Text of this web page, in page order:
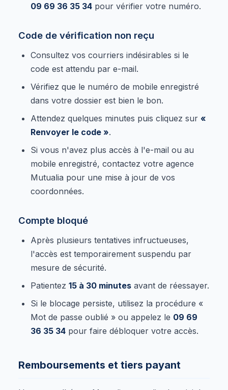
09 69 36 35 34 pour vérifier votre numéro.
Code de vérification non reçu
Consultez vos courriers indésirables si le
code est attendu par e-mail.
Vérifiez que le numéro de mobile enregistré
dans votre dossier est bien le bon.
Attendez quelques minutes puis cliquez sur «
Renvoyer le code ».
Si vous n'avez plus accès à l'e-mail ou au
mobile enregistré, contactez votre agence
Mutualia pour une mise à jour de vos
coordonnées.
Compte bloqué
Après plusieurs tentatives infructueuses,
l'accès est temporairement suspendu par
mesure de sécurité.
Patientez 15 à 30 minutes avant de réessayer.
Si le blocage persiste, utilisez la procédure «
Mot de passe oublié » ou appelez le 09 69
36 35 34 pour faire débloquer votre accès.
Remboursements et tiers payant